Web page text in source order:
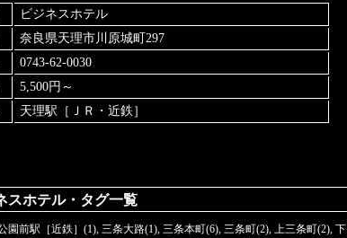
ビジネスホテル
奈良県天理市川原城町297
0743-62-0030
5,500円～
天理駅［ＪＲ・近鉄］
スホテル・タグ一覧
園前駅［近鉄］(1), 三条大路(1), 三条本町(6), 三条町(2), 上三条町(2), 下